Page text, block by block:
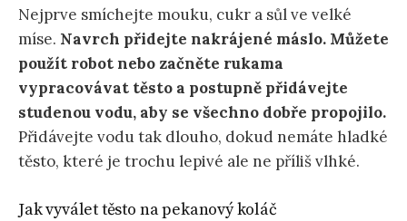
Nejprve smíchejte mouku, cukr a sůl ve velké
míse. Navrch přidejte nakrájené máslo. Můžete
použít robot nebo začněte rukama
vypracovávat těsto a postupně přidávejte
studenou vodu, aby se všechno dobře propojilo.
Přidávejte vodu tak dlouho, dokud nemáte hladké
těsto, které je trochu lepivé ale ne příliš vlhké.
Jak vyválet těsto na pekanový koláč